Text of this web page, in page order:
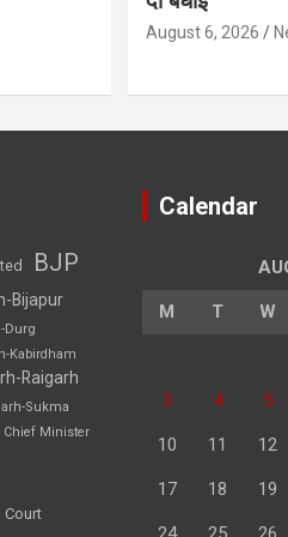
August 6, 2026
BJP
Bijapur
Durg
Kabirdham
Raigarh
Sukma
Chief Minister
Court
Calendar
M T W
3 4 5
10 11 12
17 18 19